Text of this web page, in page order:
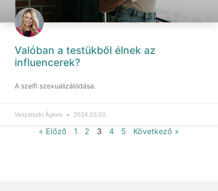
Valóban a testükből élnek az
influencerek?
A szelfi szexualizálódása.
Veszelszki Ágnes 2024.05.02.
« Előző 1 2 3 4 5 Következő »